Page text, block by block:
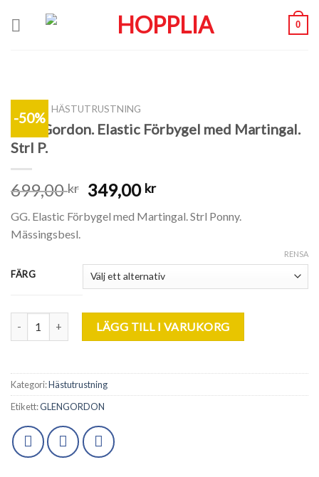
0
-50%
HÄSTUTRUSTNING
GlenGordon. Elastic Förbygel med Martingal.
Strl P.
699,00kr 349,00 kr
GG. Elastic Förbygel med Martingal. Strl Ponny.
Mässingsbesl.
FÄRG
RENSA
GlenGordon. Elastic Förbygel med Martingal. Strl P. mängd
LÄGG TILL I VARUKORG
Kategori:Hästutrustning
Etikett:GLENGORDON